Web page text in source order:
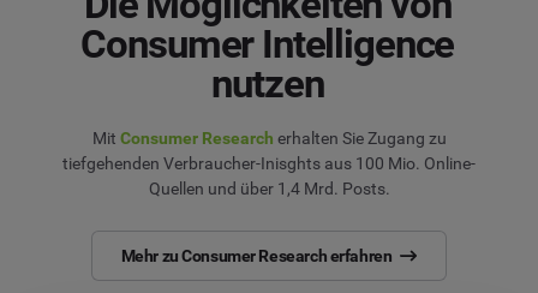
Consumer Intelligence
nutzen
Mit Consumer Research erhalten Sie Zugang zu
tiefgehenden Verbraucher-Inisghts aus 100 Mio. Online-
Quellen und über 1,4 Mrd. Posts.
Mehr zu Consumer Research erfahren